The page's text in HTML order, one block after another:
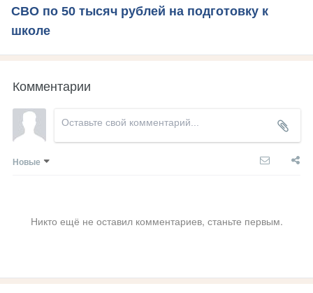
СВО по 50 тысяч рублей на подготовку к
школе
Комментарии
Новые
Никто ещё не оставил комментариев, станьте первым.